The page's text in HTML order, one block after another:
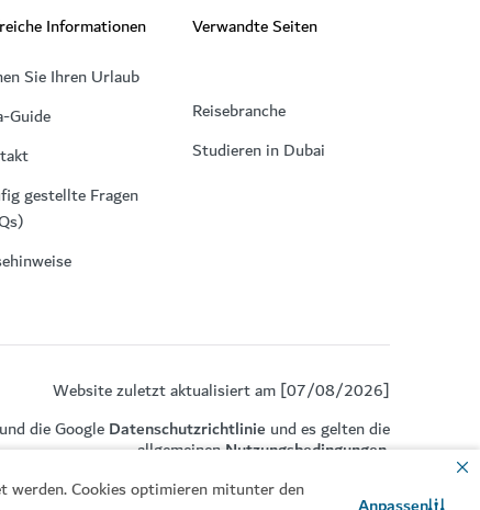
werden. Cookies optimieren mitunter den
Informationen
Sie Ihren Urlaub
Guide
gestellte Fragen
Verwandte Seiten
Reisebranche
Studieren in Dubai
Website zuletzt aktualisiert am [07/08/2026]
die GoogleDatenschutzrichtlinie und es gelten die
allgemeinenNutzungsbedingungen